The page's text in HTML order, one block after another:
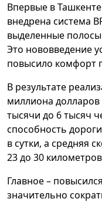
Впервые в
внедрена система
выделенные
Это нововведение
повысило комфорт
В результате
миллиона
тысячи до 6 тысяч
способность
в сутки, а средняя
23 до 30
Главное –
значительно